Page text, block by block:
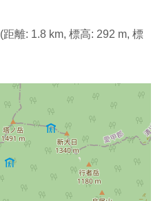
(距離: 1.8 km, 標高: 292 m, 標